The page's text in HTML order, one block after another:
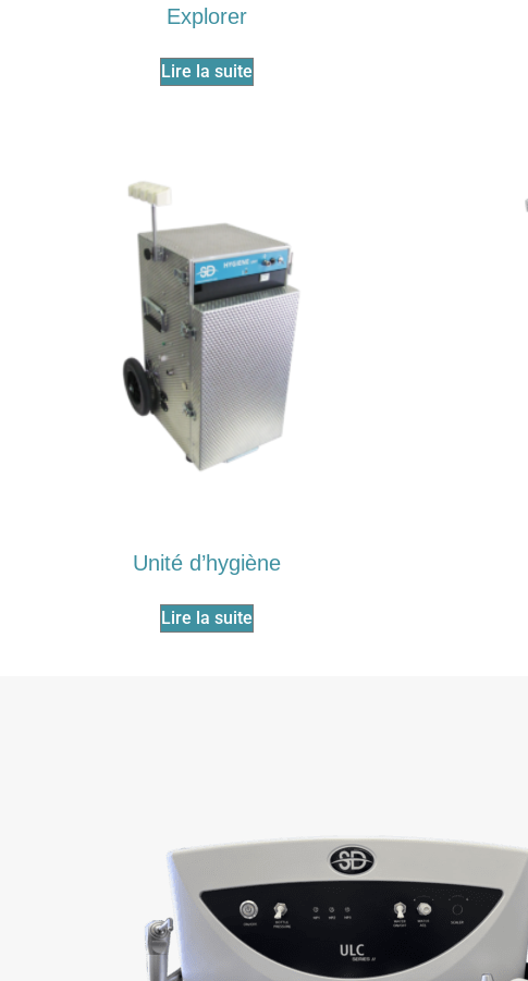
Explorer
Lire la suite
Unité d’hygiène
Lire la suite